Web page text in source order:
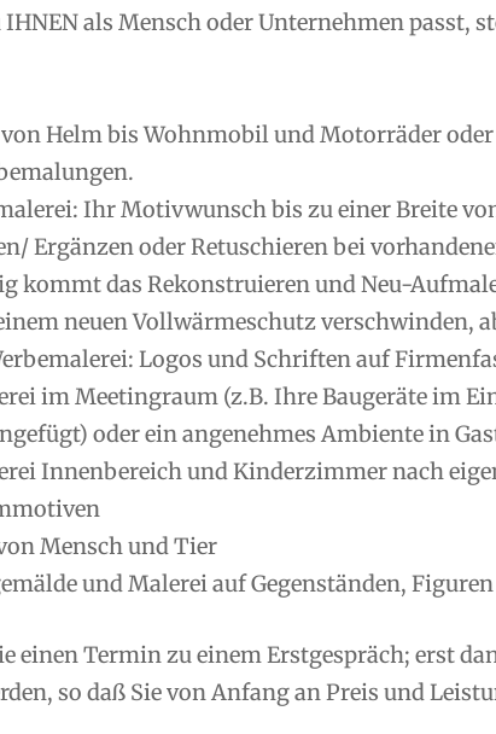
als Mensch oder Unternehmen passt,
Helm bis Wohnmobil und Motorräder
Ihr Motivwunsch bis zu einer Breite
Ergänzen oder Retuschieren bei
kommt das Rekonstruieren und Neu-
neuen Vollwärmeschutz verschwinden,
Logos und Schriften auf
im Meetingraum (z.B. Ihre Baugeräte im
oder ein angenehmes Ambiente in
Innenbereich und Kinderzimmer nach
Mensch und Tier
und Malerei auf Gegenständen, Figuren
einen Termin zu einem Erstgespräch; erst
so daß Sie von Anfang an Preis und